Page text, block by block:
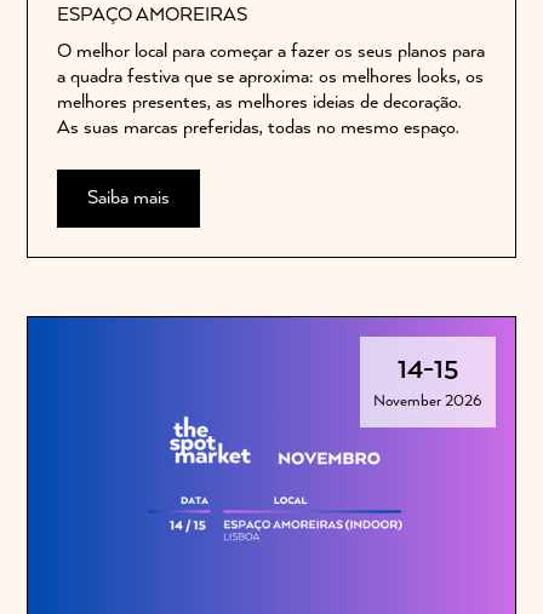
ESPAÇO AMOREIRAS
O melhor local para começar a fazer os seus planos para
a quadra festiva que se aproxima: os melhores looks, os
melhores presentes, as melhores ideias de decoração.
As suas marcas preferidas, todas no mesmo espaço.
Saiba mais
14-15
November 2026